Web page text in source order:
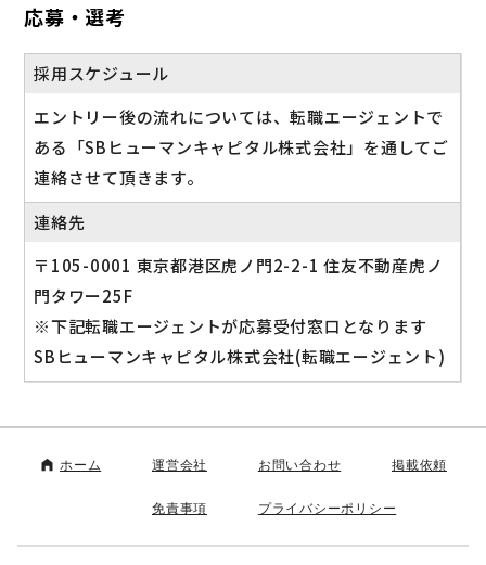
応募・選考
採用スケジュール
エントリー後の流れについては、転職エージェントで
ある「SBヒューマンキャピタル株式会社」を通してご
連絡させて頂きます。
連絡先
〒105-0001 東京都港区虎ノ門2-2-1 住友不動産虎ノ
門タワー25F
※下記転職エージェントが応募受付窓口となります
SBヒューマンキャピタル株式会社(転職エージェント)
ホーム 運営会社 お問い合わせ 掲載依頼
免責事項 プライバシーポリシー